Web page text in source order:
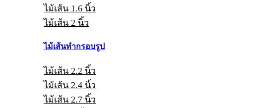
ไม้เส้น 1.6 นิ้ว
ไม้เส้น 2 นิ้ว
ไม้เส้นทำกรอบรูป
ไม้เส้น 2.2 นิ้ว
ไม้เส้น 2.4 นิ้ว
ไม้เส้น 2.7 นิ้ว